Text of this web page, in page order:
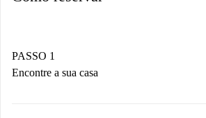
PASSO 1
Encontre a sua casa